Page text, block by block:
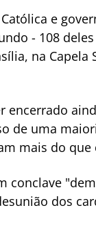
e
- 108
na Capela
encerrado
de uma
mais do que
conclave
dos